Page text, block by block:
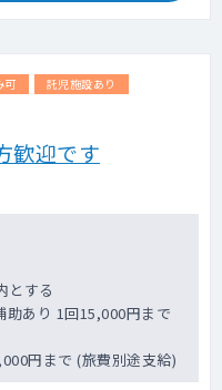
可
託児施設あり
歓迎です
とする
助あり 1回15,000円まで
円まで (旅費別途支給)